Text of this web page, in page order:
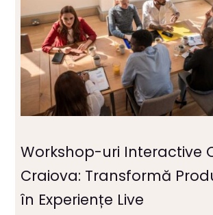
Workshop-uri Interactive
Craiova: Transformă
în Experiențe Live